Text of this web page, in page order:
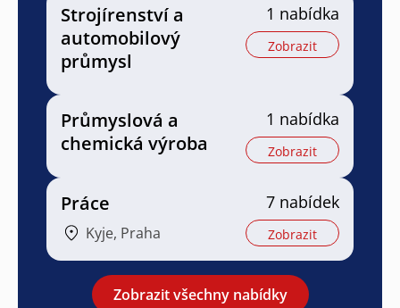
Strojírenství a
automobilový
průmysl
1 nabídka
Zobrazit
Průmyslová a
chemická výroba
1 nabídka
Zobrazit
Práce
Kyje, Praha
7 nabídek
Zobrazit
Zobrazit všechny nabídky